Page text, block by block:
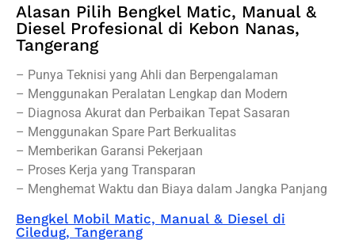
Alasan Pilih Bengkel Matic, Manual &
Diesel Profesional di Kebon Nanas,
Tangerang
– Punya Teknisi yang Ahli dan Berpengalaman
– Menggunakan Peralatan Lengkap dan Modern
– Diagnosa Akurat dan Perbaikan Tepat Sasaran
– Menggunakan Spare Part Berkualitas
– Memberikan Garansi Pekerjaan
– Proses Kerja yang Transparan
– Menghemat Waktu dan Biaya dalam Jangka Panjang
Bengkel Mobil Matic, Manual & Diesel di
Ciledug, Tangerang